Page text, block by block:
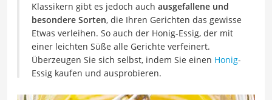
Klassikern gibt es jedoch auch ausgefallene und
besondere Sorten, die Ihren Gerichten das gewisse
Etwas verleihen. So auch der Honig-Essig, der mit
einer leichten Süße alle Gerichte verfeinert.
Überzeugen Sie sich selbst, indem Sie einen Honig-
Essig kaufen und ausprobieren.